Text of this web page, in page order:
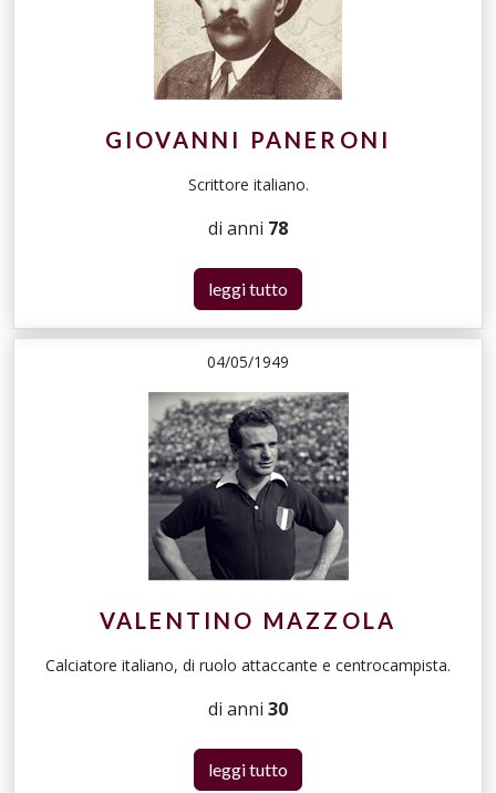
GIOVANNI PANERONI
Scrittore italiano.
di anni 78
leggi tutto
04/05/1949
VALENTINO MAZZOLA
Calciatore italiano, di ruolo attaccante e centrocampista.
di anni 30
leggi tutto